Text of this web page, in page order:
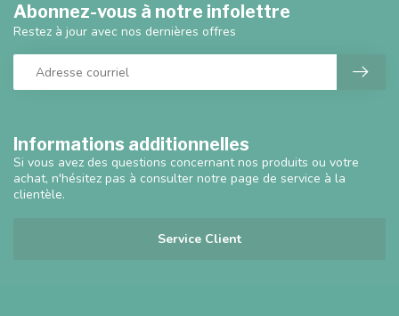
Informations additionnelles
Si vous avez des questions concernant nos produits ou votre
achat, n'hésitez pas à consulter notre page de service à la
clientèle.
Service Client
Abonnez-vous à notre infolettre
Restez à jour avec nos dernières offres